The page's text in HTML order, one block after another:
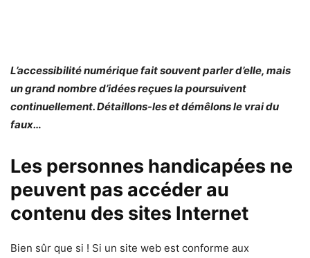
L’accessibilité numérique fait souvent parler d’elle, mais
un grand nombre d’idées reçues la poursuivent
continuellement. Détaillons-les et démêlons le vrai du
faux…
Les personnes handicapées ne
peuvent pas accéder au
contenu des sites Internet
Bien sûr que si ! Si un site web est conforme aux